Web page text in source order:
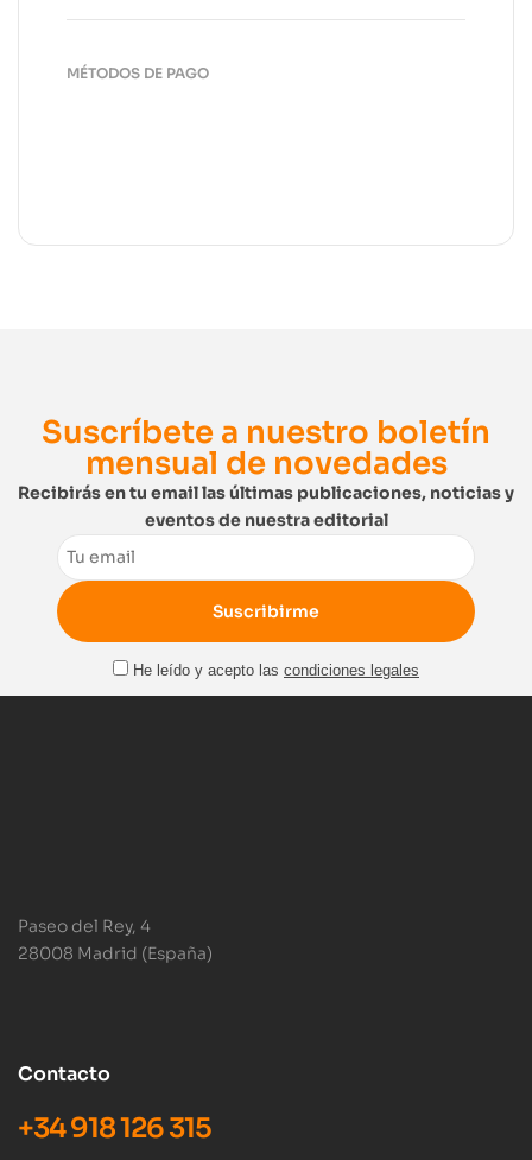
MÉTODOS DE PAGO
Suscríbete a nuestro boletín
mensual de novedades
Recibirás en tu email las últimas publicaciones, noticias y
eventos de nuestra editorial
Email
He leído y acepto las condiciones legales
Paseo del Rey, 4
28008 Madrid (España)
Contacto
+34 918 126 315